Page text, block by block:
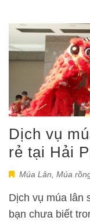
Dịch vụ
rẻ tại Hải
Múa Lân Múa
Dịch vụ múa lân
bạn chưa biết